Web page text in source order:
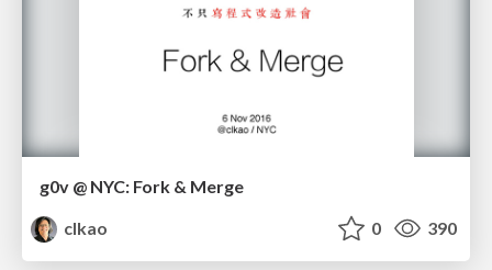
g0v @ NYC: Fork & Merge
clkao
0 390